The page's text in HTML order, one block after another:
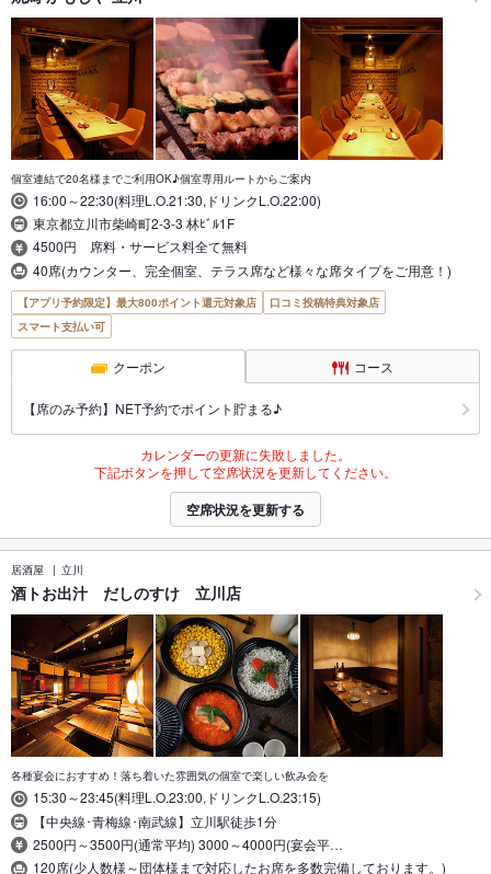
個室連結で20名様までご利用OK♪個室専用ルートからご案内
16:00～22:30(料理L.O.21:30,ドリンクL.O.22:00)
東京都立川市柴崎町2-3-3 林ﾋﾞﾙ1F
4500円 席料・サービス料全て無料
40席(カウンター、完全個室、テラス席など様々な席タイプをご用意！)
【アプリ予約限定】最大800ポイント還元対象店
口コミ投稿特典対象店
スマート支払い可
クーポン コース
【席のみ予約】NET予約でポイント貯まる♪
カレンダーの更新に失敗しました。
下記ボタンを押して空席状況を更新してください。
空席状況を更新する
居酒屋 立川
酒トお出汁 だしのすけ 立川店
各種宴会におすすめ！落ち着いた雰囲気の個室で楽しい飲み会を
15:30～23:45(料理L.O.23:00,ドリンクL.O.23:15)
【中央線･青梅線･南武線】立川駅徒歩1分
2500円～3500円(通常平均) 3000～4000円(宴会平…
120席(少人数様～団体様まで対応したお席を多数完備しております。)